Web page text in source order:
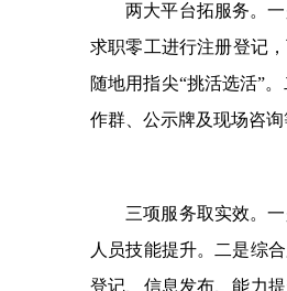
两大平台拓服务。
求职零工进行注册登记
随地用指尖“挑活选活”
作群、公示牌及现场咨
三项服务取实效。
人员技能提升。二是综
登记、信息发布、能力